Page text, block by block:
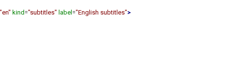
"en" kind="subtitles" label="English subtitles">